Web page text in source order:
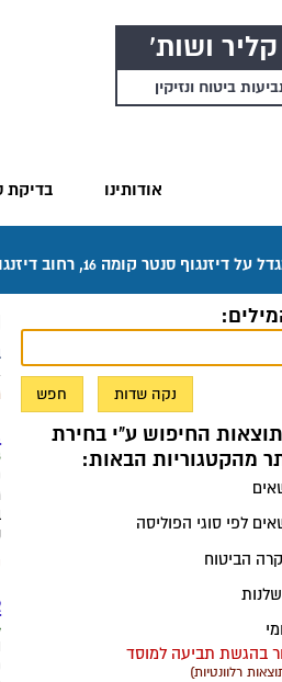
ושות'
ביטוח ונזיקין
אודותינו בדיקת
קומה 16, רחוב דיזנגוף 50 תל אביב. דרכי ההגעה בתפריט "אודותינו".
החיפוש ע"י בחירת
מהקטגוריות הבאות:
לפי סוגי הפוליסה
הביטוח
בהגשת תביעה למוסד
8
2. אין
4